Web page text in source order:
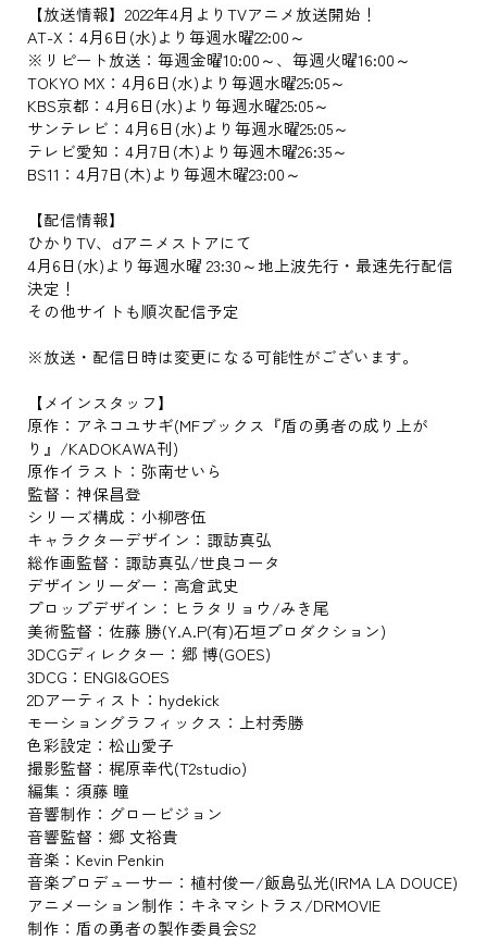
【放送情報】2022年4月よりTVアニメ放送開始！
AT-X：4月6日(水)より毎週水曜22:00～
※リピート放送：毎週金曜10:00～、毎週火曜16:00～
TOKYO MX：4月6日(水)より毎週水曜25:05～
KBS京都：4月6日(水)より毎週水曜25:05～
サンテレビ：4月6日(水)より毎週水曜25:05～
テレビ愛知：4月7日(木)より毎週木曜26:35～
BS11：4月7日(木)より毎週木曜23:00～
【配信情報】
ひかりTV、dアニメストアにて
4月6日(水)より毎週水曜 23:30～地上波先行・最速先行配信
決定！
その他サイトも順次配信予定
※放送・配信日時は変更になる可能性がございます。
【メインスタッフ】
原作：アネコユサギ(MFブックス『盾の勇者の成り上が
り』/KADOKAWA刊)
原作イラスト：弥南せいら
監督：神保昌登
シリーズ構成：小柳啓伍
キャラクターデザイン：諏訪真弘
総作画監督：諏訪真弘/世良コータ
デザインリーダー：高倉武史
プロップデザイン：ヒラタリョウ/みき尾
美術監督：佐藤 勝(Y.A.P(有)石垣プロダクション)
3DCGディレクター：郷 博(GOES)
3DCG：ENGI&GOES
2Dアーティスト：hydekick
モーショングラフィックス：上村秀勝
色彩設定：松山愛子
撮影監督：梶原幸代(T2studio)
編集：須藤 瞳
音響制作：グロービジョン
音響監督：郷 文裕貴
音楽：Kevin Penkin
音楽プロデューサー：植村俊一/飯島弘光(IRMA LA DOUCE)
アニメーション制作：キネマシトラス/DRMOVIE
制作：盾の勇者の製作委員会S2